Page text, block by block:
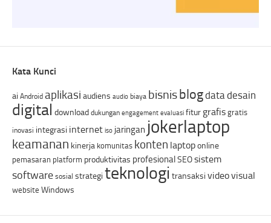
Kata Kunci
ai Android aplikasi audiens audio biaya bisnisblogdatadesain
digital download dukungan engagement evaluasi fitur grafis gratis
inovasi integrasi internet iso jaringan jokerlaptop
keamanan kinerja komunitas konten laptoponline
pemasaran platform produktivitas profesionalSEOsistem
software sosial strategi teknologi transaksi videovisual
website Windows